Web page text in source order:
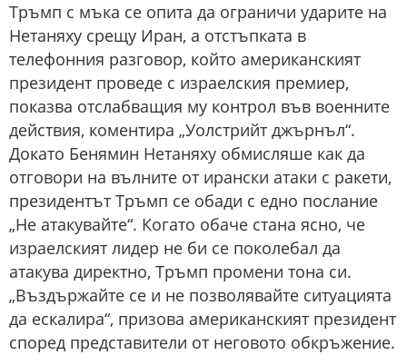
Тръмп с мъка се опита да ограничи ударите на
Нетаняху срещу Иран, а отстъпката в
телефонния разговор, който американският
президент проведе с израелския премиер,
показва отслабващия му контрол във военните
действия, коментира „Уолстрийт джърнъл“.
Докато Бенямин Нетаняху обмисляше как да
отговори на вълните от ирански атаки с ракети,
президентът Тръмп се обади с едно послание
„Не атакувайте“. Когато обаче стана ясно, че
израелският лидер не би се поколебал да
атакува директно, Тръмп промени тона си.
„Въздържайте се и не позволявайте ситуацията
да ескалира“, призова американският президент
според представители от неговото обкръжение.